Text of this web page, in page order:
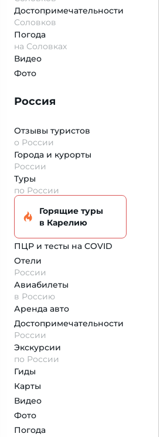
Достопримеча­тельности
Соловков
Погода
на Соловках
Видео
Фото
Россия
Отзывы туристов
о России
Города и курорты
России
Туры
по России
Горящие туры
в Карелию
ПЦР и тесты на COVID
Отели
России
Авиабилеты
в Россию
Аренда авто
Достопримеча­тельности
России
Экскурсии
по России
Гиды
Карты
Видео
Фото
Погода